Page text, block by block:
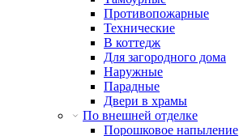
Противопожарные
Технические
В коттедж
Для загородного дома
Наружные
Парадные
Двери в храмы
По внешней отделке
Порошковое напыление